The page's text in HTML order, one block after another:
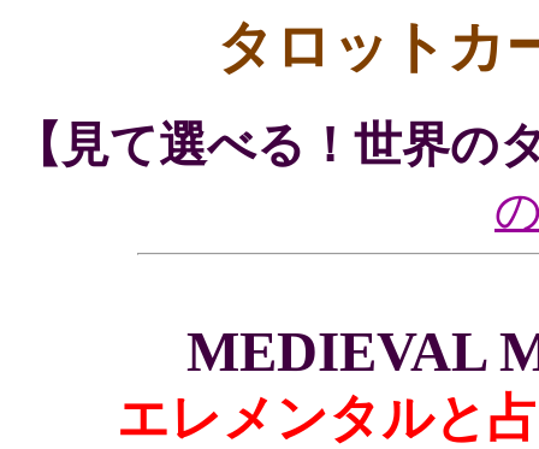
タロットカ
【見て選べる！世界の
MEDIEVAL
エレメンタルと